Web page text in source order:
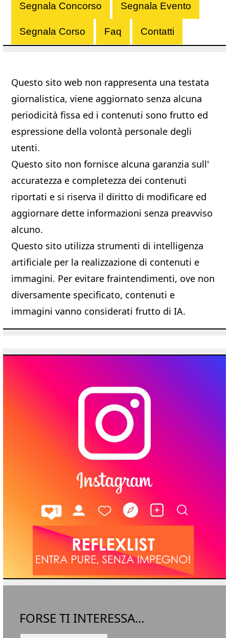
Segnala Concorso Segnala Evento
Segnala Corso Faq Contatti
Questo sito web non rappresenta una testata
giornalistica, viene aggiornato senza alcuna
periodicità fissa ed i contenuti sono frutto ed
espressione della volontà personale degli
utenti.
Questo sito non fornisce alcuna garanzia sull'
accuratezza e completezza dei contenuti
riportati e si riserva il diritto di modificare ed
aggiornare dette informazioni senza preavviso
alcuno.
Questo sito utilizza strumenti di intelligenza
artificiale per la realizzazione di contenuti e
immagini. Per evitare fraintendimenti, ove non
diversamente specificato, contenuti e
immagini vanno considerati frutto di IA.
FORSE TI INTERESSA...